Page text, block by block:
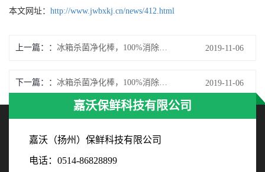
本文网址： http://www.jwbxkj.cn/news/412.html
上一篇： 冰箱杀菌净化棒，100%消除异味 2019-11-06
下一篇： 冰箱杀菌净化棒，100%消除异味 2019-11-06
嘉沃保鲜科技有限公司
嘉沃（扬州）保鲜科技有限公司
电话：0514-86828899